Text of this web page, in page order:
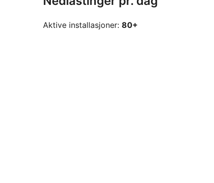
Aktive installasjoner: 80+